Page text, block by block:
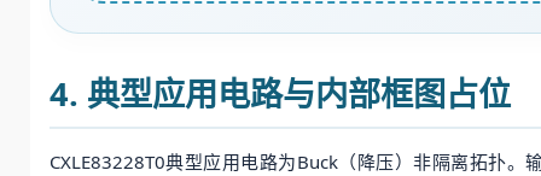
4. 典型应用电路与内部框图占位
CXLE83228T0典型应用电路为Buck（降压）非隔离拓扑